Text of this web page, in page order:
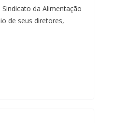
da Alimentação
de seus diretores,